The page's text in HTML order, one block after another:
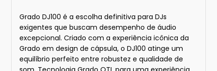
Grado DJ100 é a escolha definitiva para DJs
exigentes que buscam desempenho de áudio
excepcional. Criado com a experiência icônica da
Grado em design de cápsula, o DJ100 atinge um
equilíbrio perfeito entre robustez e qualidade de